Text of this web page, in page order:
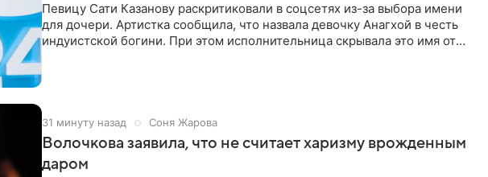
Певицу Сати Казанову раскритиковали в соцсетях из-за выбора имени
для дочери. Артистка сообщила, что назвала девочку Анагхой в честь
индуистской богини. При этом исполнительница скрывала это имя от
31 минуту назад Соня Жарова
Волочкова заявила, что не считает харизму врожденным
даром